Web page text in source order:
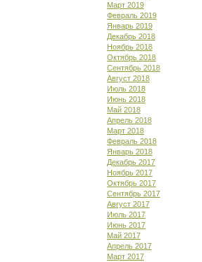
Март 2019
Февраль 2019
Январь 2019
Декабрь 2018
Ноябрь 2018
Октябрь 2018
Сентябрь 2018
Август 2018
Июль 2018
Июнь 2018
Май 2018
Апрель 2018
Март 2018
Февраль 2018
Январь 2018
Декабрь 2017
Ноябрь 2017
Октябрь 2017
Сентябрь 2017
Август 2017
Июль 2017
Июнь 2017
Май 2017
Апрель 2017
Март 2017